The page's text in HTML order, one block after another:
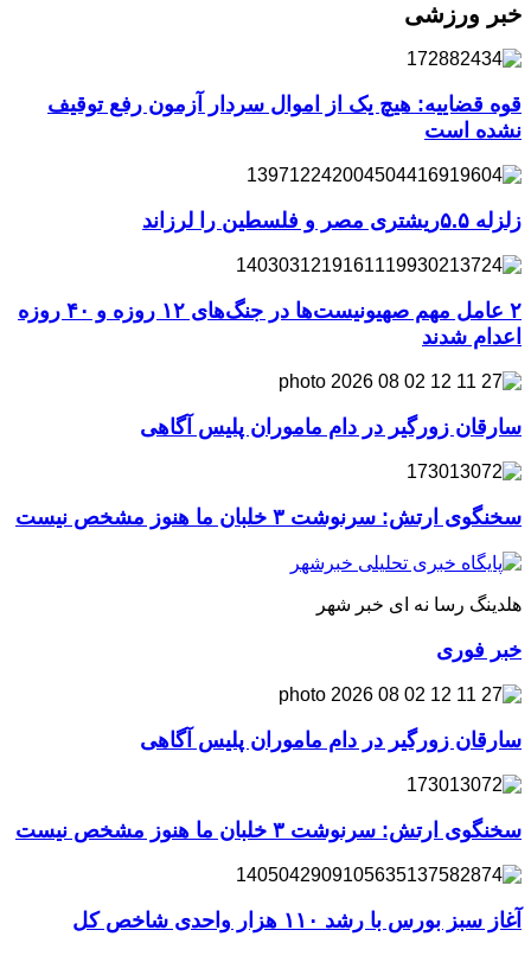
خبر ورزشی
قوه قضاییه: هیچ یک از اموال سردار آزمون رفع توقیف
نشده است
زلزله ۵.۵ریشتری مصر و فلسطین را لرزاند
۲ عامل مهم صهیونیست‌ها در جنگ‌های ۱۲ روزه و ۴۰ روزه
اعدام شدند
سارقان زورگیر در دام ماموران پلیس آگاهی
سخنگوی ارتش: سرنوشت ۳ خلبان ما هنوز مشخص نیست
هلدینگ رسا نه ای خبر شهر
خبر فوری
سارقان زورگیر در دام ماموران پلیس آگاهی
سخنگوی ارتش: سرنوشت ۳ خلبان ما هنوز مشخص نیست
آغاز سبز بورس با رشد ۱۱۰ هزار واحدی شاخص کل